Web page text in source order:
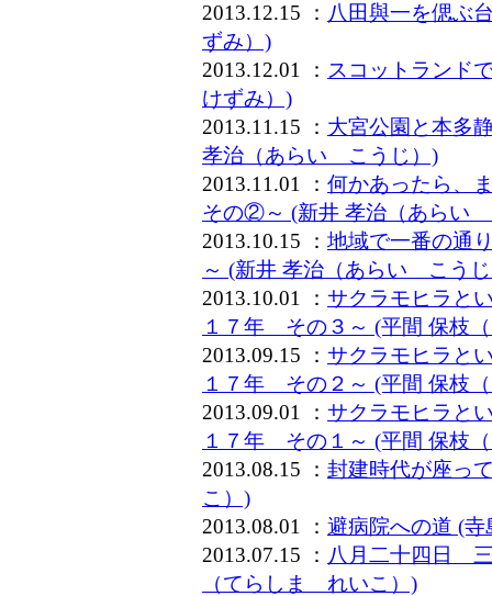
2013.12.15 ： 八田與一を偲ぶ
ずみ）)
2013.12.01 ： スコットランド
けずみ）)
2013.11.15 ： 大宮公園と本
孝治（あらい こうじ）)
2013.11.01 ： 何かあったら、
その②～ (新井 孝治（あらい
2013.10.15 ： 地域で一番の
～ (新井 孝治（あらい こう
2013.10.01 ： サクラモヒラと
１７年 その３～ (平間 保枝
2013.09.15 ： サクラモヒラと
１７年 その２～ (平間 保枝
2013.09.01 ： サクラモヒラと
１７年 その１～ (平間 保枝
2013.08.15 ： 封建時代が座っ
こ）)
2013.08.01 ： 避病院への道 (
2013.07.15 ： 八月二十四日
（てらしま れいこ）)